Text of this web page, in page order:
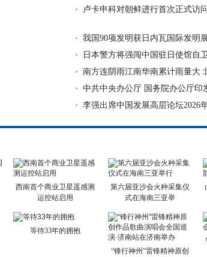
卢卡申科对朝鲜进行首次正式访问
我国90项发明获日内瓦国际发明
日本警方将强闯中国驻日使馆自
南方连阴雨江南华南累计雨量大
显著
中共中央办公厅 国务院办公厅印
廉洁从业规
李强出席中国发展高层论坛2026
西南首个商业卫星遥感测
运控站启用
第六届亚沙会火种采集仪
式在海南三亚举
等待33年的拥抱
“锋行神州”雷锋精神原创